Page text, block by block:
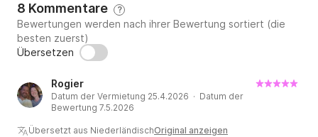
erforderlich sind.
8 Kommentare ?
Bewertungen werden nach ihrer Bewertung sortiert (die
besten zuerst)
Übersetzen
Rogier
Datum der Vermietung 25.4.2026 · Datum der
Bewertung 7.5.2026
Übersetzt aus NiederländischOriginal anzeigen